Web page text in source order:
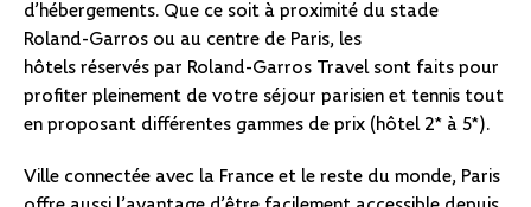
d’hébergements. Que ce soit à proximité du stade
Roland-Garros ou au centre de Paris, les
hôtels réservés par Roland-Garros Travel sont faits pour
profiter pleinement de votre séjour parisien et tennis tout
en proposant différentes gammes de prix (hôtel 2* à 5*).
Ville connectée avec la France et le reste du monde, Paris